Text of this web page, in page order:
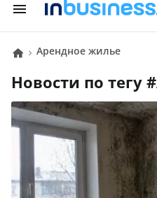
арендное жилье
Новости по тегу #